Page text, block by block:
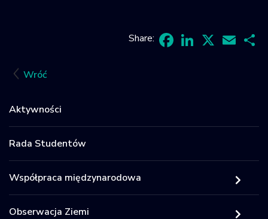
Wróć
Aktywności
Rada Studentów
Współpraca międzynarodowa
Obserwacja Ziemi
Share: